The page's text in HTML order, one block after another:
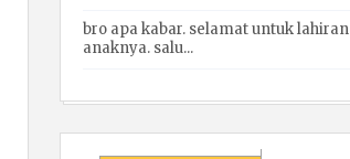
bro apa kabar. selamat untuk lahiran
anaknya. salu...